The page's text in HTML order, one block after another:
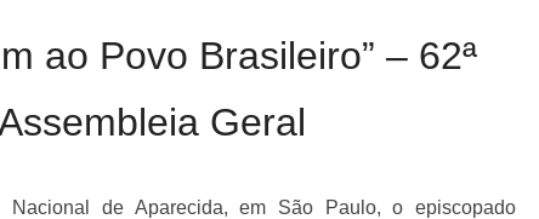
ao Povo Brasileiro” – 62ª
Geral
Nacional de Aparecida, em São Paulo, o episcopado